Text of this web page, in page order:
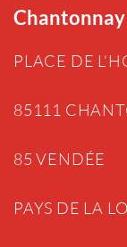
Chantonnay
PLACE DE
85111
85 VENDÉE
PAYS DE LA